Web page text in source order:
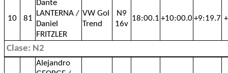
10 81
Dante
LANTERNA /
Daniel
FRITZLER
VW Gol
Trend
N9
16v
18:00.1 +10:00.0+9:19.7
Clase: N2
Alejandro